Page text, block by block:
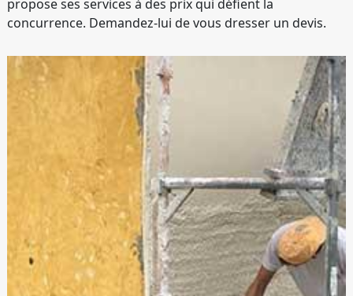
propose ses services à des prix qui défient la
concurrence. Demandez-lui de vous dresser un devis.